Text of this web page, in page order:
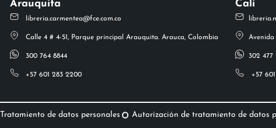
Arauquita
libreria.carmentea@fce.com.co
Calle 4 # 4-51, Parque principal Arauquita. Arauca, Colombia
300 764 8844
+57 601 283 2200
Cali
+57
Tratamiento de datos personales Autorización de tratamiento de datos